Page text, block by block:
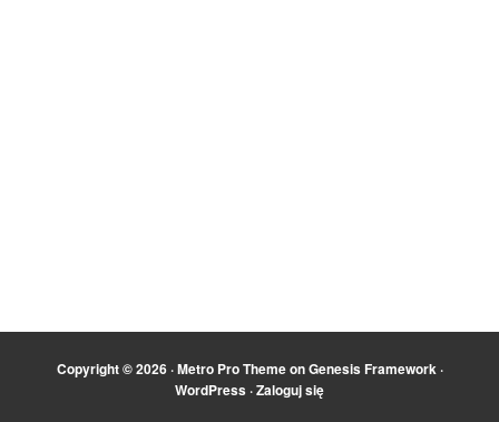
Copyright © 2026 ·Metro Pro ThemeonGenesis Framework·
WordPress ·Zaloguj się